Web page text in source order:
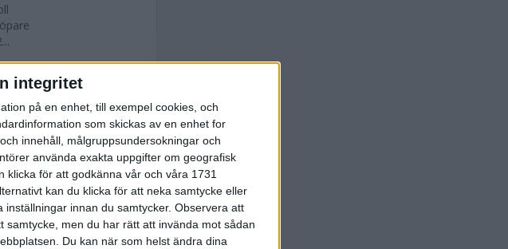
integritet
på en enhet, till exempel cookies, och
som skickas av en enhet for
innehåll, målgruppsundersokningar och
använda exakta uppgifter om geografisk
klicka för att godkänna vår och våra 1731
kan du klicka för att neka samtycke eller
innan du samtycker. Observera att
men du har rätt att invända mot sådan
Du kan när som helst ändra dina
riktigt